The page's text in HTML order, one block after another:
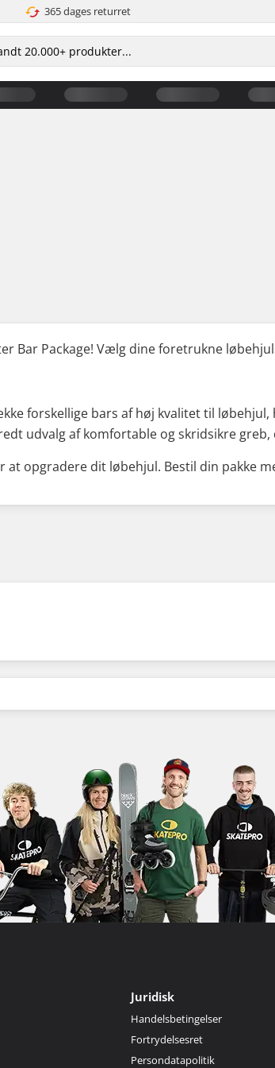
365 dages returret
Bar Package! Vælg dine foretrukne
forskellige bars af høj kvalitet til løbehjul,
udvalg af komfortable og skridsikre
at opgradere dit løbehjul. Bestil din pakke
Juridisk
Handelsbetingelser
Fortrydelsesret
Persondatapolitik